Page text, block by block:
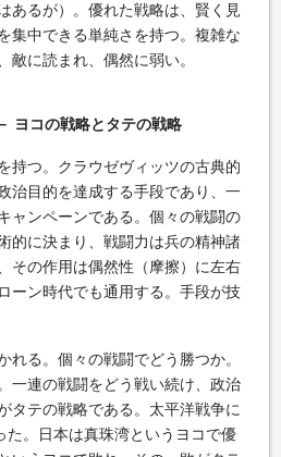
あるが）。優れた戦略は、賢く見
集中できる単純さを持つ。複雑な
敵に読まれ、偶然に弱い。
ヨコの戦略とタテの戦略
持つ。クラウゼヴィッツの古典的
治目的を達成する手段であり、一
ャンペーンである。個々の戦闘の
的に決まり、戦闘力は兵の精神諸
その作用は偶然性（摩擦）に左右
ーン時代でも通用する。手段が技
る。個々の戦闘でどう勝つか。
一連の戦闘をどう戦い続け、政治
タテの戦略である。太平洋戦争に
た。日本は真珠湾というヨコで優